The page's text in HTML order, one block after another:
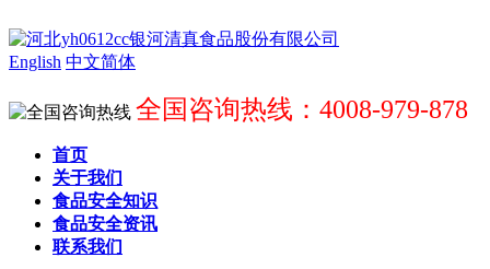
English 中文简体
全国咨询热线：4008-979-878
首页
关于我们
食品安全知识
食品安全资讯
联系我们